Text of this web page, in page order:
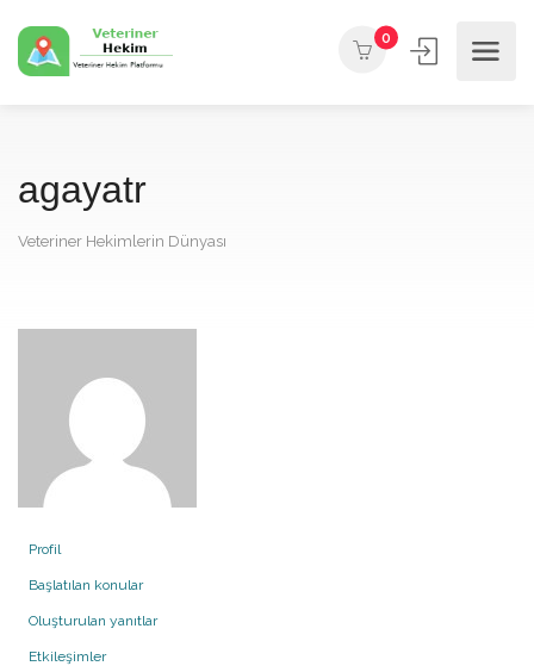
0
agayatr
Veteriner Hekimlerin Dünyası
Profil
Başlatılan konular
Oluşturulan yanıtlar
Etkileşimler